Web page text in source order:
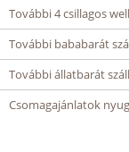
További 4 csillagos
További bababarát
További állatbarát
Csomagajánlatok